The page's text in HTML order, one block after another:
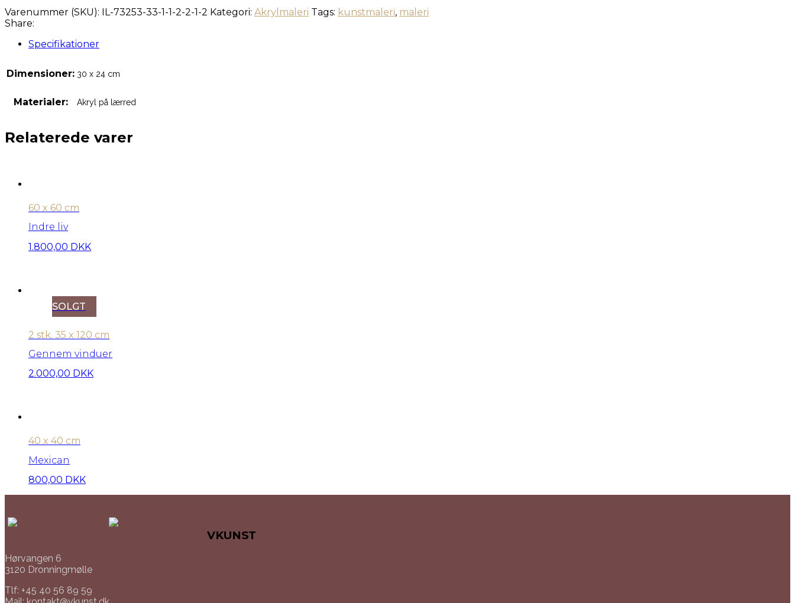
Varenummer (SKU): IL-73253-33-1-1-2-2-1-2 Kategori: Akrylmaleri Tags: kunstmaleri, maleri
Share:
Specifikationer
Dimensioner: 30 x 24 cm
Materialer: Akryl på lærred
Relaterede varer
60 x 60 cm
Indre liv
1.800,00 DKK
SOLGT
2 stk. 35 x 120 cm
Gennem vinduer
2.000,00 DKK
40 x 40 cm
Mexican
800,00 DKK
VKUNST
Hørvangen 6
3120 Dronningmølle
Tlf: +45 40 56 89 59